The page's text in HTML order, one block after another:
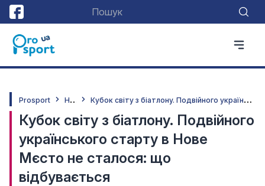
Prosport Н
овини К
убок світу з біатлону. Подвійного українського старту в Нове Мєсто не сталося: що відбувається
Кубок світу з біатлону. Подвійного
українського старту в Нове
Мєсто не сталося: що
відбувається